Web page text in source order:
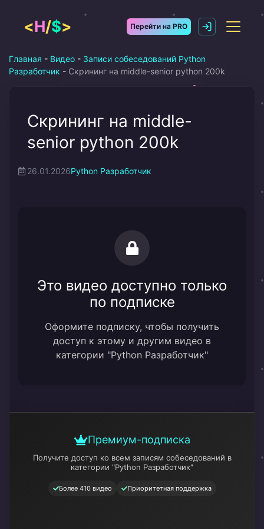
содержимому
<H/$> Перейти на PRO
Главная - Видео - Записи собеседований Python
Разработчик - Скрининг на middle-senior python 200k
Скрининг на middle-
senior python 200k
26.01.2026Python Разработчик
Это видео доступно только
по подписке
Оформите подписку, чтобы получить
доступ к этому и другим видео в
категории "Python Разработчик"
Премиум-подписка
Получите доступ ко всем записям собеседований в
категории "Python Разработчик"
Более 410 видео Приоритетная поддержка